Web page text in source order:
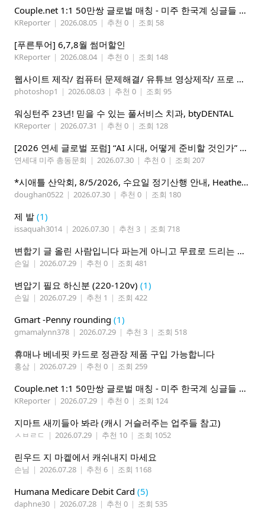
Couple.net 1:1 50만쌍 글로벌 매칭 - 미주 한국계 싱글들 모이세요
KReporter | 2026.08.05 | 추천 0 | 조회 58
[푸른투어] 6,7,8월 썸머할인
KReporter | 2026.08.04 | 추천 0 | 조회 148
웹사이트 제작/ 컴퓨터 문제해결/ 유튜브 영상제작/ 프로 사진촬영
photoshop1 | 2026.08.03 | 추천 0 | 조회 95
워싱턴주 23년! 믿을 수 있는 풀서비스 치과, btyDENTAL
KReporter | 2026.07.31 | 추천 0 | 조회 128
[2026 연세 글로벌 포럼] “AI 시대, 어떻게 준비할 것인가” 8월 7-10일 벨뷰 개최
연세대 미주 총동문회 | 2026.07.30 | 추천 0 | 조회 207
*시애틀 산악회, 8/5/2026, 수요일 정기산행 안내, Heather Lake*
doughan0522 | 2026.07.30 | 추천 0 | 조회 180
제 발 (1)
issaquah3014 | 2026.07.30 | 추천 3 | 조회 718
변합기 글 올린 사람입니다 파는게 아니고 무료로 드리는 겁니다 필요하신분 연락처 남겨주시면 됩니다
손일 | 2026.07.29 | 추천 0 | 조회 481
변압기 필요 하신분 (220-120v) (1)
손일 | 2026.07.29 | 추천 1 | 조회 422
Gmart -Penny rounding (1)
gmamalynn378 | 2026.07.29 | 추천 3 | 조회 518
휴매나 베네핏 카드로 정관장 제품 구입 가능합니다
홍삼 | 2026.07.29 | 추천 0 | 조회 259
Couple.net 1:1 50만쌍 글로벌 매칭 - 미주 한국계 싱글들 모이세요
KReporter | 2026.07.29 | 추천 0 | 조회 124
지마트 새끼들아 봐라 (캐시 거슬러주는 업주들 참고)
ㅅㅂㄹㄷ | 2026.07.29 | 추천 10 | 조회 1052
린우드 지 마켙에서 캐쉬내지 마세요
손님 | 2026.07.28 | 추천 6 | 조회 1168
Humana Medicare Debit Card (5)
daphne30 | 2026.07.28 | 추천 0 | 조회 535